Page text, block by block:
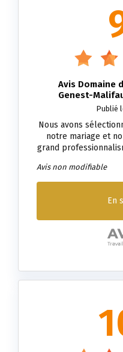
Avis Domaine
Genest-
Publié
Nous avons
notre mariage et
grand
convives) ...
aurions aimé être un
les étapes de la
des délais très
soirée ou les
domaine La
ça fait vraiment
également à
dynamisme et la
Avis non modifiable
En